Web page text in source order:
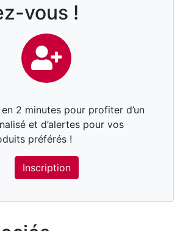
vous !
2 minutes pour profiter d’un
et d’alertes pour vos
préférés !
Inscription